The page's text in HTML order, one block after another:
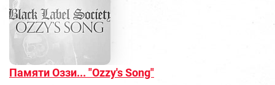
Памяти Оззи... "Ozzy's Song"